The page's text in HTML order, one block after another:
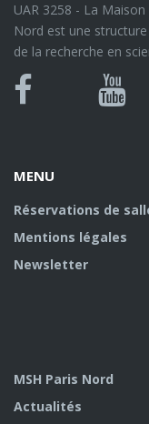
UAR 3258 - La
Nord est une
de la recherche en
Bluesky
Canal
MENU
Réservations de
Mentions légales
Newsletter
MSH Paris Nord
Actualités